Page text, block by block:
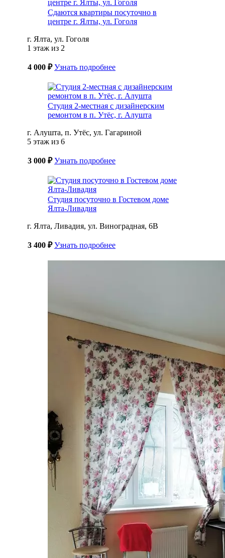
Сдаются квартиры посуточно в
центре г. Ялты, ул. Гоголя
г. Ялта, ул. Гоголя
1 этаж из 2
4 000 ₽ Узнать подробнее
Студия 2-местная с дизайнерским
ремонтом в п. Утёс, г. Алушта
г. Алушта, п. Утёс, ул. Гагариной
5 этаж из 6
3 000 ₽ Узнать подробнее
Студия посуточно в Гостевом доме
Ялта-Ливадия
г. Ялта, Ливадия, ул. Виноградная, 6В
3 400 ₽ Узнать подробнее